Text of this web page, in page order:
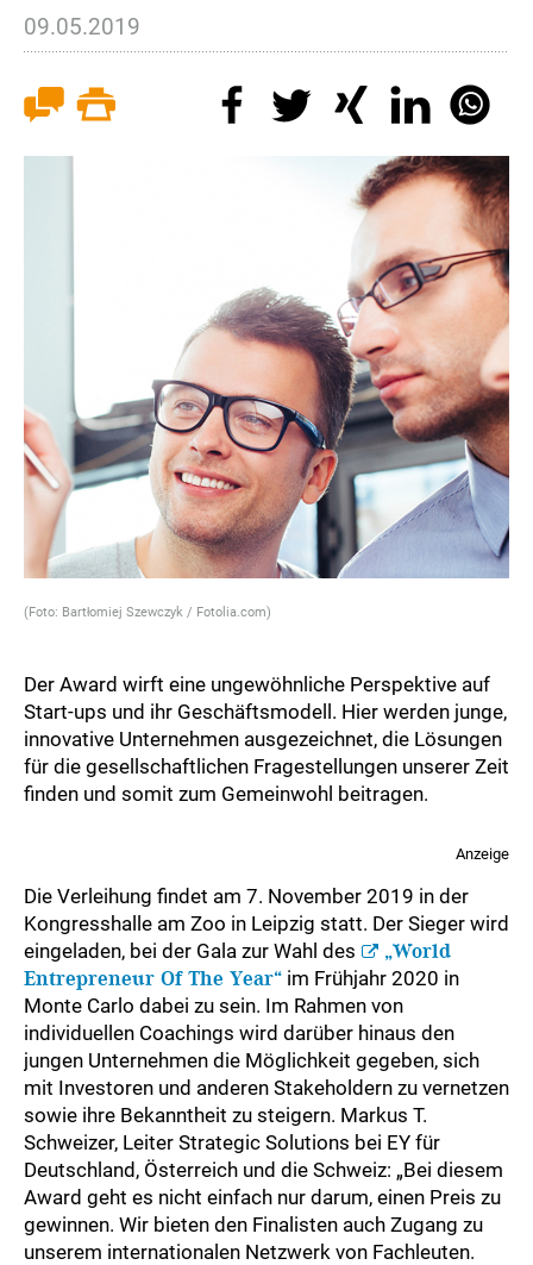
09.05.2019
(Foto: Bartłomiej Szewczyk / Fotolia.com)
Der Award wirft eine ungewöhnliche Perspektive auf
Start-ups und ihr Geschäftsmodell. Hier werden junge,
innovative Unternehmen ausgezeichnet, die Lösungen
für die gesellschaftlichen Fragestellungen unserer Zeit
finden und somit zum Gemeinwohl beitragen.
Anzeige
Die Verleihung findet am 7. November 2019 in der
Kongresshalle am Zoo in Leipzig statt. Der Sieger wird
eingeladen, bei der Gala zur Wahl des
„World
Entrepreneur Of The Year“ im Frühjahr 2020 in
Monte Carlo dabei zu sein. Im Rahmen von
individuellen Coachings wird darüber hinaus den
jungen Unternehmen die Möglichkeit gegeben, sich
mit Investoren und anderen Stakeholdern zu vernetzen
sowie ihre Bekanntheit zu steigern. Markus T.
Schweizer, Leiter Strategic Solutions bei EY für
Deutschland, Österreich und die Schweiz: „Bei diesem
Award geht es nicht einfach nur darum, einen Preis zu
gewinnen. Wir bieten den Finalisten auch Zugang zu
unserem internationalen Netzwerk von Fachleuten.